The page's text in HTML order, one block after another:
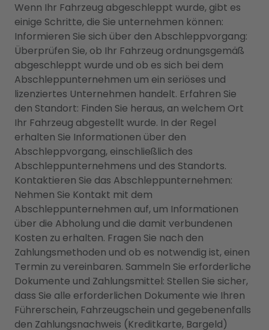
Wenn Ihr Fahrzeug abgeschleppt wurde, gibt es
einige Schritte, die Sie unternehmen können:
Informieren Sie sich über den Abschleppvorgang:
Überprüfen Sie, ob Ihr Fahrzeug ordnungsgemäß
abgeschleppt wurde und ob es sich bei dem
Abschleppunternehmen um ein seriöses und
lizenziertes Unternehmen handelt. Erfahren Sie
den Standort: Finden Sie heraus, an welchem Ort
Ihr Fahrzeug abgestellt wurde. In der Regel
erhalten Sie Informationen über den
Abschleppvorgang, einschließlich des
Abschleppunternehmens und des Standorts.
Kontaktieren Sie das Abschleppunternehmen:
Nehmen Sie Kontakt mit dem
Abschleppunternehmen auf, um Informationen
über die Abholung und die damit verbundenen
Kosten zu erhalten. Fragen Sie nach den
Zahlungsmethoden und ob es notwendig ist, einen
Termin zu vereinbaren. Sammeln Sie erforderliche
Dokumente und Zahlungsmittel: Stellen Sie sicher,
dass Sie alle erforderlichen Dokumente wie Ihren
Führerschein, Fahrzeugschein und gegebenenfalls
den Zahlungsnachweis (Kreditkarte, Bargeld)